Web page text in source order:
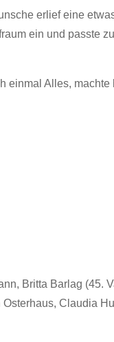
erlief eine
ein und passte
einmal Alles,
Britta Barlag (45.
Claudia